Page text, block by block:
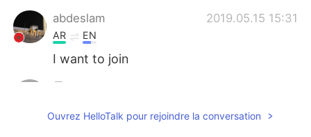
abdeslam 2019.05.15 15:31
AR EN
I want to join
Ouvrez HelloTalk pour rejoindre la conversation